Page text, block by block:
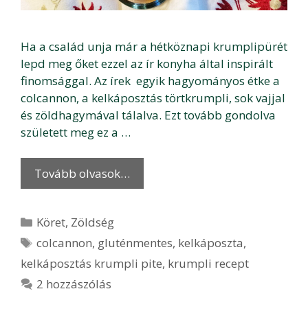
Ha a család unja már a hétköznapi krumplipürét
lepd meg őket ezzel az ír konyha által inspirált
finomsággal. Az írek egyik hagyományos étke a
colcannon, a kelkáposztás törtkrumpli, sok vajjal
és zöldhagymával tálalva. Ezt tovább gondolva
született meg ez a …
Tovább olvasok…
Kategória
Köret, Zöldség
Címkék
colcannon, gluténmentes, kelkáposzta,
kelkáposztás krumpli pite, krumpli recept
2 hozzászólás